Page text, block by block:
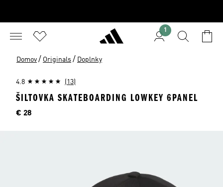
1
Domov / Originals / Doplnky
4.8 (13)
ŠILTOVKA SKATEBOARDING LOWKEY 6PANEL
Cena
€ 28